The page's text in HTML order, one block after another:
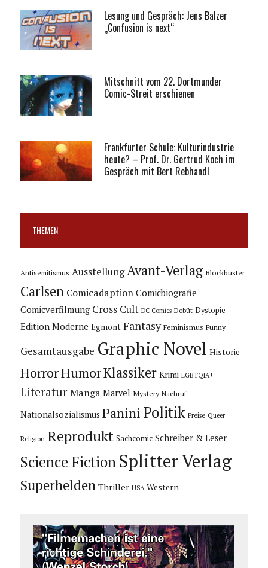
Lesung und Gespräch: Jens Balzer
„Confusion is next“
Mitschnitt vom 22. Dortmunder
Comic-Streit erschienen
Frankfurter Schule: Kulturindustrie
heute? – Prof. Dr. Gertrud Koch im
Gespräch mit Bert Rebhandl
THEMEN
Antisemitismus Ausstellung Avant-Verlag Blockbuster
Carlsen Comicadaption Comicbiografie
Comicverfilmung Cross Cult DC Comics Debüt Dystopie
Edition Moderne Egmont Fantasy Feminismus Funny
Gesamtausgabe Graphic Novel Historie
HorrorHumorKlassiker Krimi LGBTQIA+
Literatur Manga Marvel Mystery Nachruf
Nationalsozialismus Panini Politik Preise Queer
Religion Reprodukt Sachcomic Schreiber & Leser
Science Fiction Splitter Verlag
Superhelden Thriller USA Western